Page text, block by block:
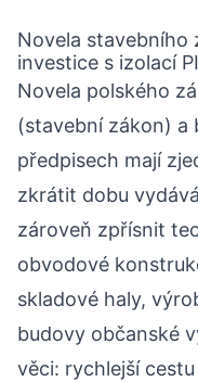
Novela
investice s izolací
Novela polského
(stavební zákon) a
předpisech mají
zkrátit dobu
zároveň zpřísnit
obvodové
skladové haly,
budovy občanské
věci: rychlejší